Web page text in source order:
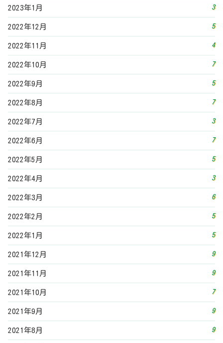
2023年1月 3
2022年12月 5
2022年11月 4
2022年10月 7
2022年9月 5
2022年8月 7
2022年7月 3
2022年6月 7
2022年5月 5
2022年4月 3
2022年3月 6
2022年2月 5
2022年1月 5
2021年12月 9
2021年11月 9
2021年10月 7
2021年9月 9
2021年8月 9